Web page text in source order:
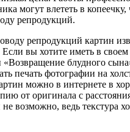
могут влететь в копеечку,
репродукций.
репродукций картин
Если вы хотите иметь в
блудного
печать фотографии на
можно в интернете в
от оригинала с
возможно, ведь текстура